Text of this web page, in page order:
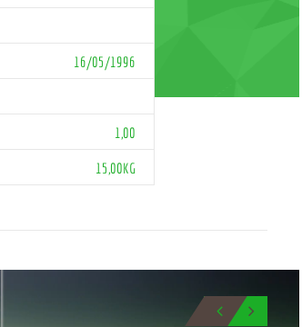
16/05/1996
1,00
15,00KG